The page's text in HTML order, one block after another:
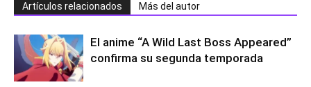
Artículos relacionados Más del autor
El anime “A Wild Last Boss Appeared”
confirma su segunda temporada